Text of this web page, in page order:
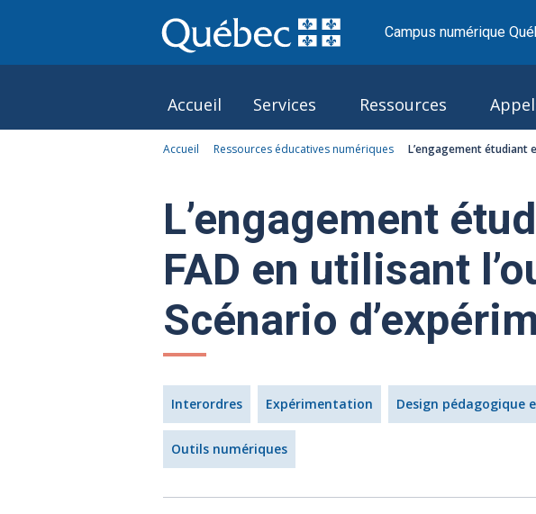
Campus numérique
Accueil Services Ressources
Le Pôle
Accueil Ressources éducatives numériques L’engagement étudiant
L’engagement
FAD en utilisant
Scénario
Interordres Expérimentation Design pédagogique
Outils numériques